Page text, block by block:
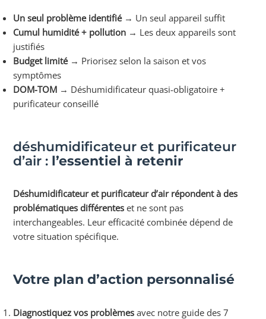
Un seul problème identifié→ Un seul appareil suffit
Cumul humidité + pollution → Les deux appareils sont
justifiés
Budget limité→ Priorisez selon la saison et vos
symptômes
DOM-TOM → Déshumidificateur quasi-obligatoire +
purificateur conseillé
déshumidificateur et purificateur
d’air : l’essentiel à retenir
Déshumidificateur et purificateur d’air répondent à des
problématiques différentes et ne sont pas
interchangeables. Leur efficacité combinée dépend de
votre situation spécifique.
Votre plan d’action personnalisé
Diagnostiquez vos problèmes avec notre guide des 7